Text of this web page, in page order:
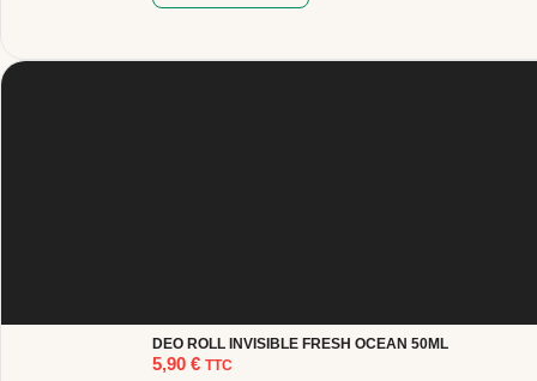
DEO ROLL INVISIBLE FRESH OCEAN 50ML
5,90 € TTC